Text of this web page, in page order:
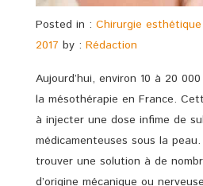
Posted in : Chirurgie
2017 by : Rédaction
Aujourd’hui, environ 10 à 20
la mésothérapie en France.
à injecter une dose infime de
médicamenteuses sous la
trouver une solution à de
d’origine mécanique ou